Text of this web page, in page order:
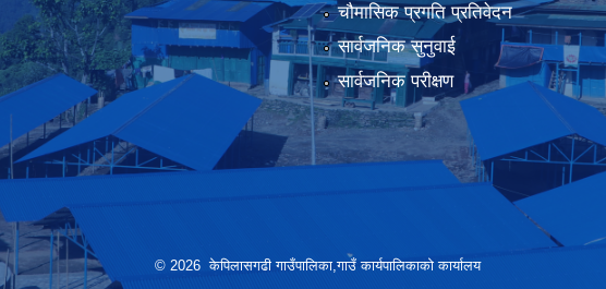
चौमासिक प्रगति प्रतिवेदन
सार्वजनिक सुनुवाई
सार्वजनिक परीक्षण
© 2026 केपिलासगढी गाउँपालिका,गाउँ कार्यपालिकाको कार्यालय